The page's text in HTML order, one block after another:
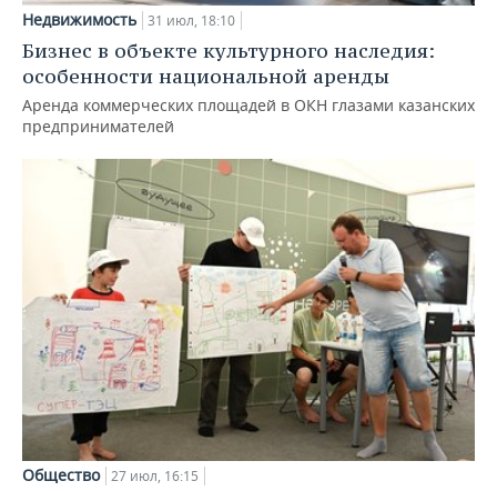
Недвижимость 31 июл, 18:10
Бизнес в объекте культурного наследия:
особенности национальной аренды
Аренда коммерческих площадей в ОКН глазами казанских
предпринимателей
Общество 27 июл, 16:15